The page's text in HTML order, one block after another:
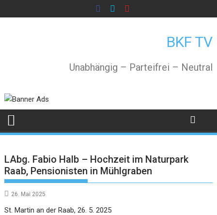
to
BKF TV
Unabhängig – Parteifrei – Neutral
LAbg. Fabio Halb – Hochzeit im Naturpark
Raab, Pensionisten in Mühlgraben
26. Mai 2025
St. Martin an der Raab, 26. 5. 2025